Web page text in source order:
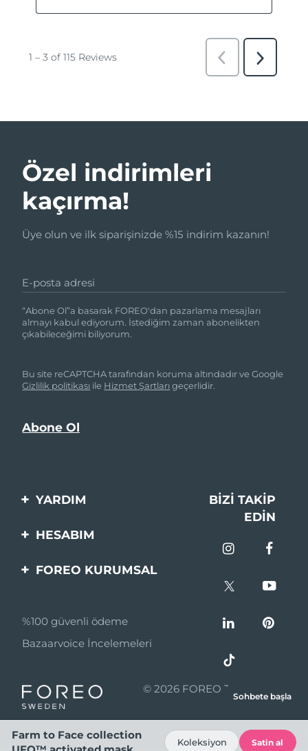
Özel indirimleri
kaçırma!
Üye olun ve ilk siparişinizde %15 indirim kazanın!
E-posta adresi
“Abone Ol”a basarak FOREO'dan pazarlama mesajları
almayı kabul ediyorum. İstediğim zaman abonelikten
çıkabileceğimi biliyorum.
Bu site reCAPTCHA tarafından koruma altındadır ve Google
Gizlilik politikası ile Hizmet Şartlarıgeçerlidir.
YARDIM
Bi̇zi̇mle İleti̇şi̇me Geçi̇n
BIZI TAKIP
EDIN
HESABIM
Ürün Kaydı
FOREO KURUMSAL
Ortaklik Programi
Ortaklık haberleri
Perakende Satış
Ortakları
Kullanım Şartları
%100 güvenli ödeme
Bazaarvoice İncelemeleri
© 2026 FOREO Tüm hakları
saklıdır.
Sohbete başla
Farm to Face collection
Koleksiyon Satin al